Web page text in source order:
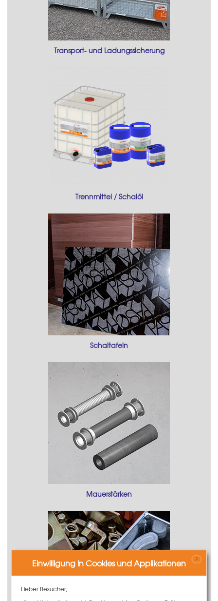
Transport- und Ladungssicherung
Trennmittel / Schalöl
Schaltafeln
Mauerstärken
Einwilligung in Cookies und Applikationen X
Lieber Besucher,